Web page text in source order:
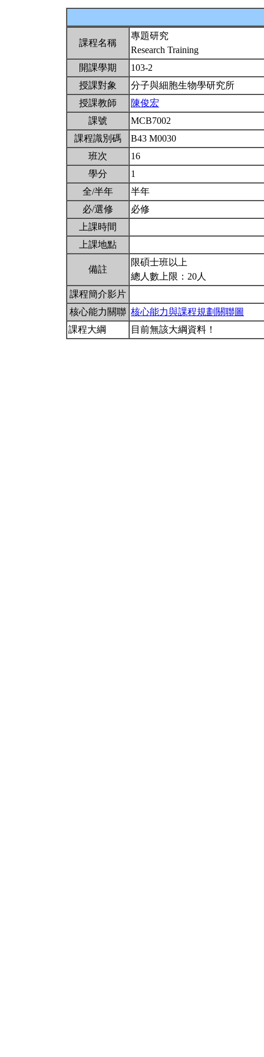
課程名稱
專題研究
Research Training
開課學期
103-2
授課對象
分子與細胞生物學研究所
授課教師
陳俊宏
課號
MCB7002
課程識別碼
B43 M0030
班次
16
學分
1
全/半年
半年
必/選修
必修
上課時間
上課地點
備註
限碩士班以上
總人數上限：20人
課程簡介影片
核心能力關聯 核心能力與課程規劃關聯圖
課程大綱
目前無該大綱資料！